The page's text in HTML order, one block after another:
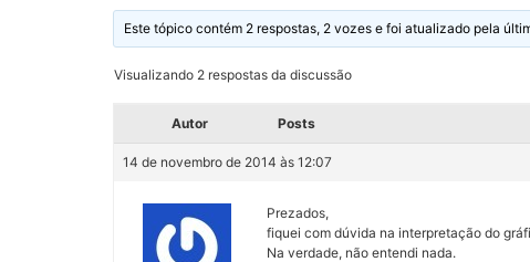
Este tópico contém 2 respostas, 2 vozes e foi atualizado pela
Visualizando 2 respostas da discussão
Autor Posts
14 de novembro de 2014 às 12:07
Prezados,
fiquei com dúvida na interpretação do
Na verdade, não entendi nada.